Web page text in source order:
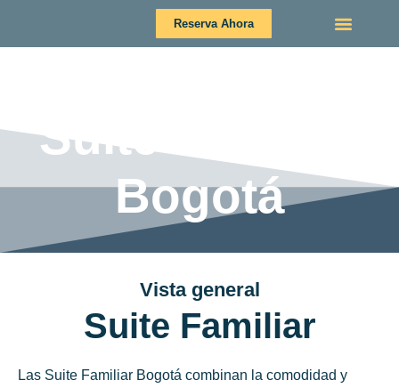
Reserva Ahora
Suite Familiar
Bogotá
Vista general
Suite Familiar
Las Suite Familiar Bogotá combinan la comodidad y